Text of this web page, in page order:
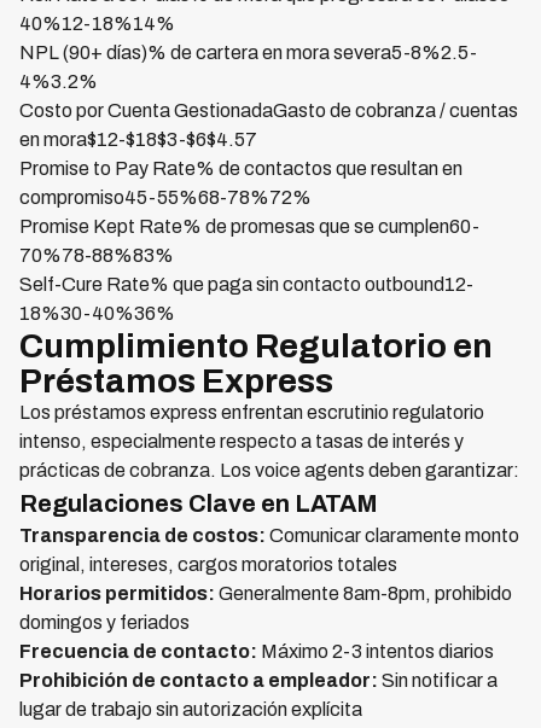
40%12-18%14%
NPL (90+ días)% de cartera en mora severa5-8%2.5-
4%3.2%
Costo por Cuenta GestionadaGasto de cobranza / cuentas
en mora$12-$18$3-$6$4.57
Promise to Pay Rate% de contactos que resultan en
compromiso45-55%68-78%72%
Promise Kept Rate% de promesas que se cumplen60-
70%78-88%83%
Self-Cure Rate% que paga sin contacto outbound12-
18%30-40%36%
Cumplimiento Regulatorio en
Préstamos Express
Los préstamos express enfrentan escrutinio regulatorio
intenso, especialmente respecto a tasas de interés y
prácticas de cobranza. Los voice agents deben garantizar:
Regulaciones Clave en LATAM
Transparencia de costos: Comunicar claramente monto
original, intereses, cargos moratorios totales
Horarios permitidos: Generalmente 8am-8pm, prohibido
domingos y feriados
Frecuencia de contacto: Máximo 2-3 intentos diarios
Prohibición de contacto a empleador: Sin notificar a
lugar de trabajo sin autorización explícita